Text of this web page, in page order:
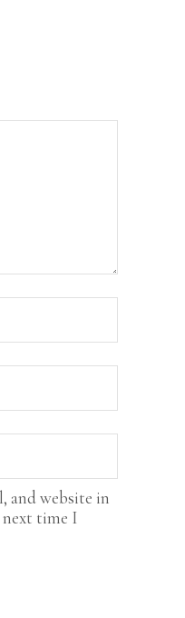
and website in
time I